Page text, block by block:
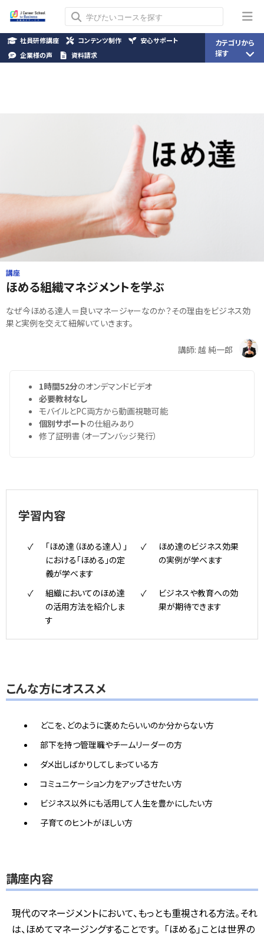
講座
ほめる組織マネジメントを学ぶ
なぜ今ほめる達人＝良いマネージャーなのか？その理由をビジネス効
果と実例を交えて紐解いていきます。
講師: 越 純一郎
1時間52分のオンデマンドビデオ
必要教材なし
モバイルとPC両方から動画視聴可能
個別サポートの仕組みあり
修了証明書（オープンバッジ発行）
学習内容
「ほめ達（ほめる達人）」
における「ほめる」の定
義が学べます
ほめ達のビジネス効果
の実例が学べます
組織においてのほめ達
の活用方法を紹介しま
す
ビジネスや教育への効
果が期待できます
こんな方にオススメ
どこを、どのように褒めたらいいのか分からない方
部下を持つ管理職やチームリーダーの方
ダメ出しばかりしてしまっている方
コミュニケーション力をアップさせたい方
ビジネス以外にも活用して人生を豊かにしたい方
子育てのヒントがほしい方
講座内容
現代のマネージメントにおいて、もっとも重視される方法。それ
は、ほめてマネージングすることです。 「ほめる」ことは世界の
社員研修講座 コンテンツ制作
安心サポート
企業様の声
資料請求
カテゴリから
探す